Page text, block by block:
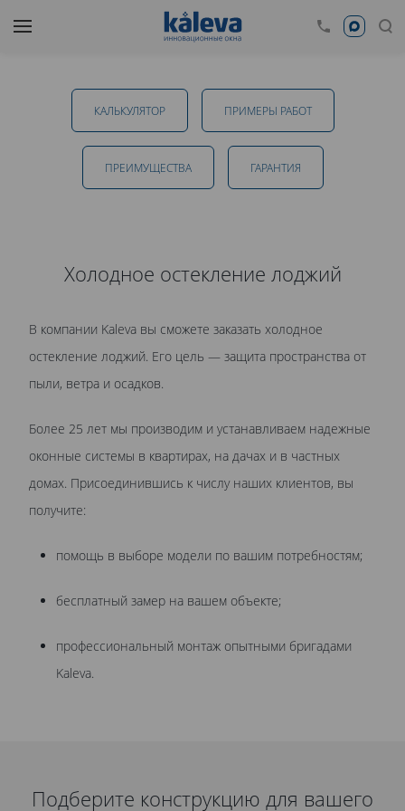
Холодное остекление лоджий в Тамбове
от 13 700 руб.
политикой обработки персональных данныхознакомлен.
КАЛЬКУЛЯТОР ПРИМЕРЫ РАБОТ
ПРЕИМУЩЕСТВА ГАРАНТИЯ
Холодное остекление лоджий
В компании Kaleva вы сможете заказать холодное
остекление лоджий. Его цель — защита пространства от
пыли, ветра и осадков.
Более 25 лет мы производим и устанавливаем надежные
оконные системы в квартирах, на дачах и в частных
домах. Присоединившись к числу наших клиентов, вы
получите:
помощь в выборе модели по вашим потребностям;
бесплатный замер на вашем объекте;
профессиональный монтаж опытными бригадами
Kaleva.
Подберите конструкцию для вашего